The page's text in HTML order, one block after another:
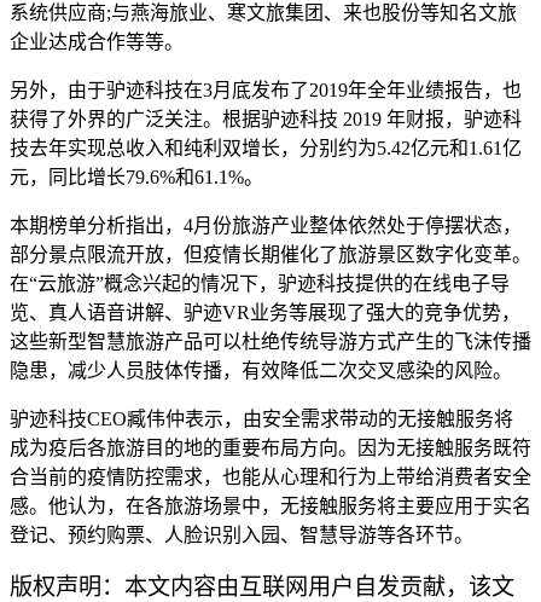
系统供应商;与燕海旅业、寒文旅集团、来也股份等知名文旅
企业达成合作等等。
另外，由于驴迹科技在3月底发布了2019年全年业绩报告，也
获得了外界的广泛关注。根据驴迹科技 2019 年财报，驴迹科
技去年实现总收入和纯利双增长，分别约为5.42亿元和1.61亿
元，同比增长79.6%和61.1%。
本期榜单分析指出，4月份旅游产业整体依然处于停摆状态，
部分景点限流开放，但疫情长期催化了旅游景区数字化变革。
在“云旅游”概念兴起的情况下，驴迹科技提供的在线电子导
览、真人语音讲解、驴迹VR业务等展现了强大的竞争优势，
这些新型智慧旅游产品可以杜绝传统导游方式产生的飞沫传播
隐患，减少人员肢体传播，有效降低二次交叉感染的风险。
驴迹科技CEO臧伟仲表示，由安全需求带动的无接触服务将
成为疫后各旅游目的地的重要布局方向。因为无接触服务既符
合当前的疫情防控需求，也能从心理和行为上带给消费者安全
感。他认为，在各旅游场景中，无接触服务将主要应用于实名
登记、预约购票、人脸识别入园、智慧导游等各环节。
版权声明：本文内容由互联网用户自发贡献，该文